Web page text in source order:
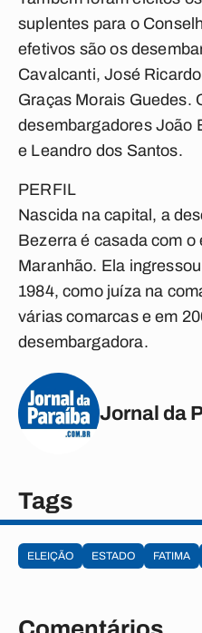
suplentes para o
efetivos são os
Cavalcanti, José
Graças Morais Guedes.
desembargadores João
e Leandro dos Santos.
PERFIL
Nascida na capital, a
Bezerra é casada com
Maranhão. Ela
1984, como juíza na
várias comarcas e em
desembargadora.
Jornal da
Tags
ELEIÇÃO ESTADO FATIMA